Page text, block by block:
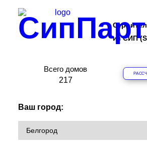
О КОМПАНИИ
из СИП
Всего домов
217
Ваш город: